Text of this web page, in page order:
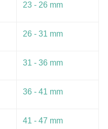
23 - 26 mm
26 - 31 mm
31 - 36 mm
36 - 41 mm
41 - 47 mm